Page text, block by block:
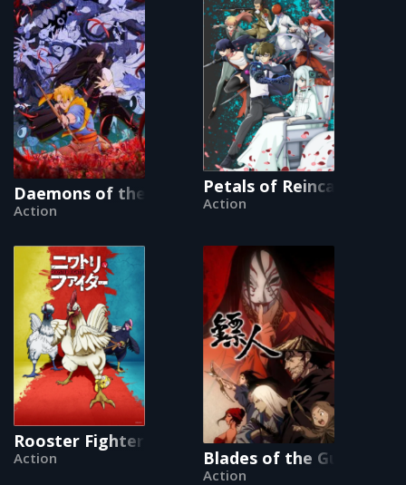
Daemons of the Shadow Realm
Action
Petals of Reincarnation
Action
Rooster Fighter
Action Blades of the Guardians
Action